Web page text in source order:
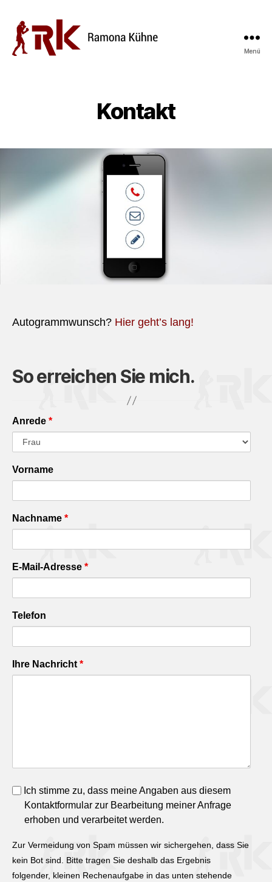
Menü
Kontakt
Autogrammwunsch? Hier geht’s lang!
So erreichen Sie mich.
Anrede *
Vorname
Nachname *
E-Mail-Adresse *
Telefon
Ihre Nachricht *
Ich stimme zu, dass meine Angaben aus diesem
Kontaktformular zur Bearbeitung meiner Anfrage
erhoben und verarbeitet werden.
Zur Vermeidung von Spam müssen wir sichergehen, dass Sie
kein Bot sind. Bitte tragen Sie deshalb das Ergebnis
folgender, kleinen Rechenaufgabe in das unten stehende